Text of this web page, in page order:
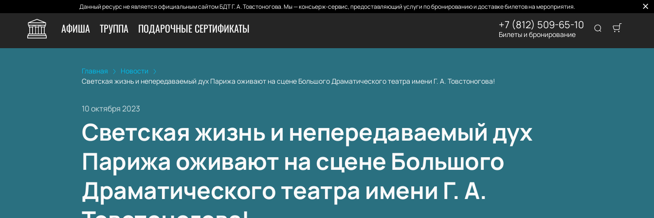
Данный ресурс не является официальным сайтом БДТ Г. А. Товстоногова. Мы — консьерж-сервис, предоставляющий услуги по бронированию и доставке билетов на мероприятия.
АФИША ТРУППА ПОДАРОЧНЫЕ СЕРТИФИКАТЫ +7 (812) 509-65-10
Билеты и бронирование
Главная
Новости
Светская жизнь и непередаваемый дух Парижа оживают на сцене Большого Драматического театра имени Г. А. Товстоногова!
10 октября 2023
Светская жизнь и непередаваемый дух
Парижа оживают на сцене Большого
Драматического театра имени Г. А.